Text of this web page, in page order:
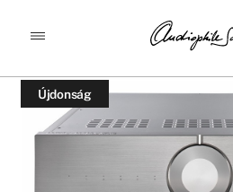
KEZDŐLAP TERMÉKEK
/
AUDIO ANALOGUE ABSOLUTE
Újdonság